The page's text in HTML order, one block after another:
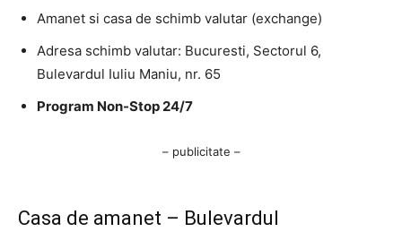
Amanet si casa de schimb valutar (exchange)
Adresa schimb valutar: Bucuresti, Sectorul 6,
Bulevardul Iuliu Maniu, nr. 65
Program Non-Stop 24/7
– publicitate –
Casa de amanet – Bulevardul